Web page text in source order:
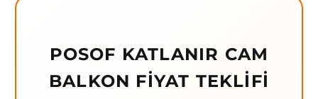
POSOF KATLANIR CAM
BALKON FIYAT TEKLIFI